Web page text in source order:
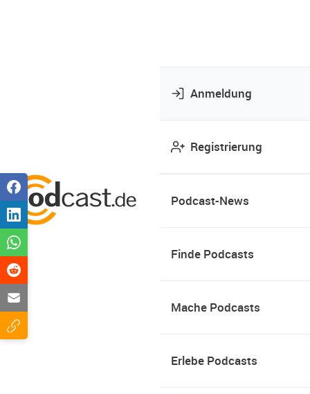
Anmeldung
Registrierung
Podcast-News
Finde Podcasts
Mache Podcasts
Erlebe Podcasts